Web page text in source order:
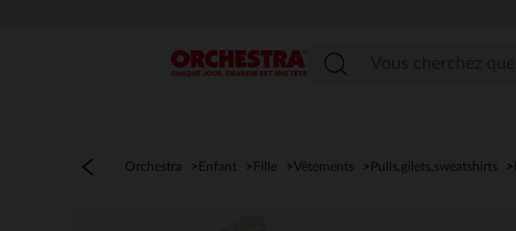
Menu
Orchestra Enfant Fille Vêtements Pulls,gilets,sweatshirts